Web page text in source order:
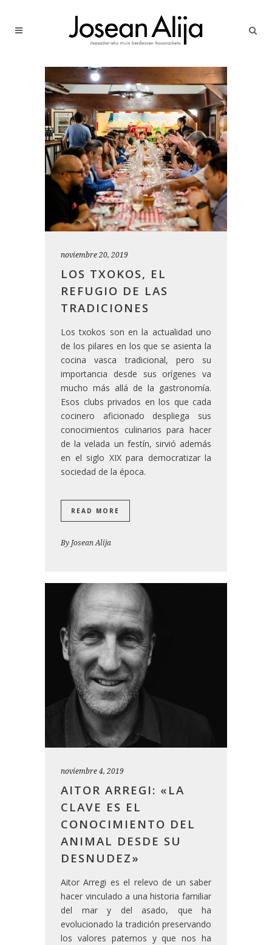
noviembre 20, 2019
LOS TXOKOS, EL
REFUGIO DE LAS
TRADICIONES
Los txokos son en la actualidad uno
de los pilares en los que se asienta la
cocina vasca tradicional, pero su
importancia desde sus orígenes va
mucho más allá de la gastronomía.
Esos clubs privados en los que cada
cocinero aficionado despliega sus
conocimientos culinarios para hacer
de la velada un festín, sirvió además
en el siglo XIX para democratizar la
sociedad de la época.
READ MORE
By Josean Alija
noviembre 4, 2019
AITOR ARREGI: «LA
CLAVE ES EL
CONOCIMIENTO DEL
ANIMAL DESDE SU
DESNUDEZ»
Aitor Arregi es el relevo de un saber
hacer vinculado a una historia familiar
del mar y del asado, que ha
evolucionado la tradición preservando
los valores paternos y que nos ha